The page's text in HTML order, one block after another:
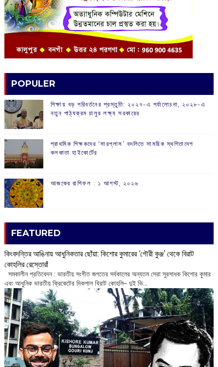
POPULER
শিক্ষায় বড় পরিবর্তনের প্রস্তুতি: ২০২৭-এ পর্যালোচনা, ২০২৮-এ
নতুন পাঠ্যক্রম চালুর লক্ষ্য সরকারের
প্রাথমিক শিক্ষকদের ‘সারপ্লাস’ বদলিতে সাময়িক স্থগিতাদেশ
কলকাতা হাইকোর্টের
আজকের রাশিফল :‌ ‌‌১ আগস্ট, ২০২৬
FEATURED
কিংবদন্তির আঙিনায় আধুনিকতার ছোঁয়া: কিশোর কুমারের ‘গৌরী কুঞ্জ’ থেকে বিরাট
কোহলির রেস্তোরাঁ
‌ সমকালীন প্রতিবেদন : ভারতীয় সংগীত জগতের সর্বকালের অন্যতম সেরা সুরসাধক কিশোর কুমার
এবং আধুনিক ভারতীয় ক্রিকেটের দিকপাল বিরাট কোহলি– ‌দুই ভি...